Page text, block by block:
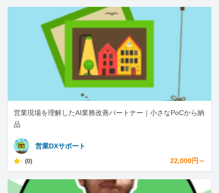
営業現場を理解したAI業務改善パートナー｜小さなPoCから納
品
営業DXサポート
- (0) 22,000円～